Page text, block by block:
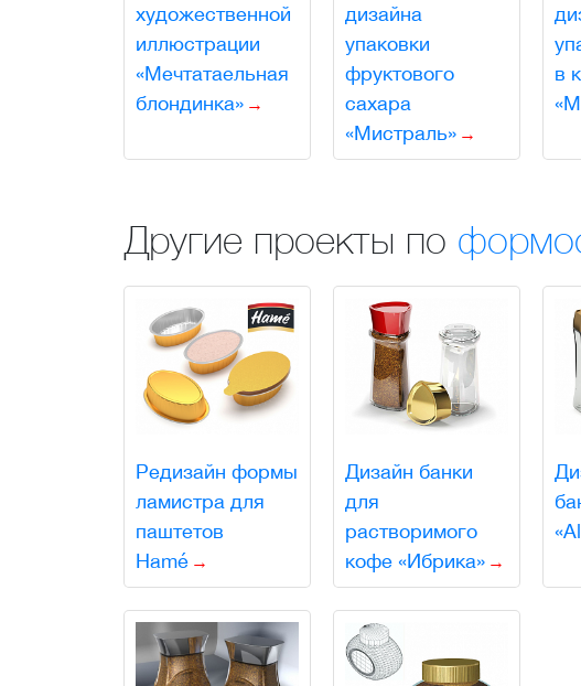
художественной
иллюстрации
«Мечтатаельная
блондинка»
дизайна
упаковки
фруктового
сахара
«Мистраль»
в
Другие проекты по
Редизайн формы
ламистра для
паштетов
Hamé
Дизайн банки
для
растворимого
кофе «Ибрика»